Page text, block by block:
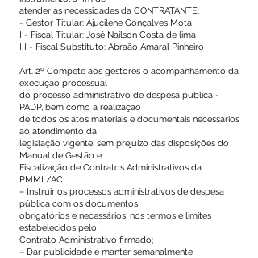
atender as necessidades da CONTRATANTE:
- Gestor Titular: Ajucilene Gonçalves Mota
II- Fiscal Titular: José Nailson Costa de lima
III - Fiscal Substituto: Abraão Amaral Pinheiro
Art. 2º Compete aos gestores o acompanhamento da
execução processual
do processo administrativo de despesa pública -
PADP, bem como a realização
de todos os atos materiais e documentais necessários
ao atendimento da
legislação vigente, sem prejuízo das disposições do
Manual de Gestão e
Fiscalização de Contratos Administrativos da
PMML/AC:
– Instruir os processos administrativos de despesa
pública com os documentos
obrigatórios e necessários, nos termos e limites
estabelecidos pelo
Contrato Administrativo firmado;
– Dar publicidade e manter semanalmente